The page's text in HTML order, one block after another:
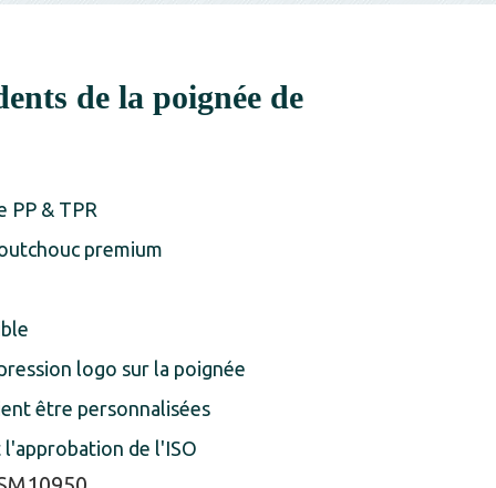
de la poignée de
PP & TPR
premium
logo sur la poignée
être personnalisées
l'approbation de l'ISO